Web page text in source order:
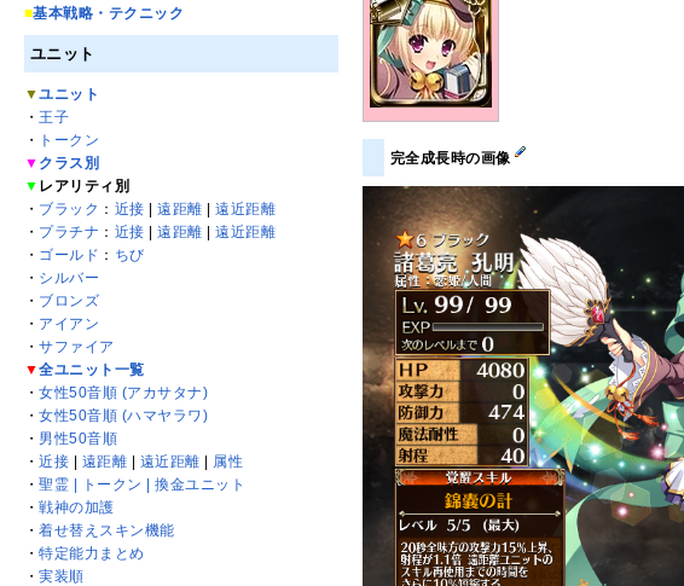
完全成長時の画像
■基本戦略・テクニック
ユニット
▼ユニット
・ 王子
・
トークン
▼ クラス別
▼ レアリティ別
・ ブラック ： 近接 |遠距離 |遠近距離
・ プラチナ ： 近接 |遠距離 |遠近距離
・ ゴールド ： ちび
・ シルバー
・ ブロンズ
・ アイアン
・サファイア
▼全ユニット一覧
・女性50音順 (アカサタナ)
・女性50音順 (ハマヤラワ)
・ 男性50音順
・近接 | 遠距離 | 遠近距離 | 属性
・聖霊 | トークン | 換金ユニット
・戦神の加護
・着せ替えスキン機能
・特定能力まとめ
・実装順